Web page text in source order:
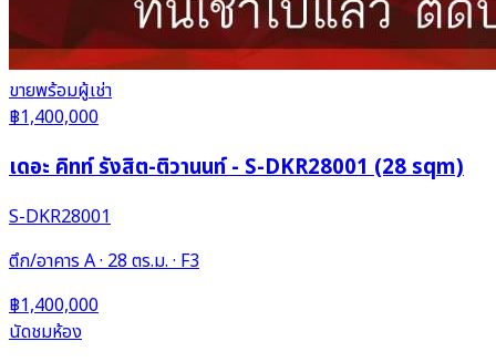
ขายพร้อมผู้เช่า
฿1,400,000
เดอะ คิทท์ รังสิต-ติวานนท์ - S-DKR28001 (28 sqm)
S-DKR28001
ตึก/อาคาร A · 28 ตร.ม. · F3
฿1,400,000
นัดชมห้อง